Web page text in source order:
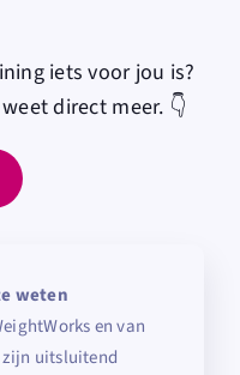
iets voor jou is?
direct meer. 👇
weten
en van
zijn uitsluitend